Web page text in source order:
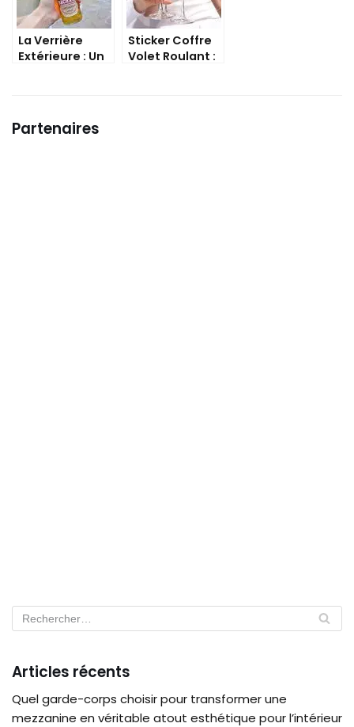
La Verrière
Extérieure : Un
Sticker Coffre
Volet Roulant :
Partenaires
Articles récents
Quel garde-corps choisir pour transformer une
mezzanine en véritable atout esthétique pour l’intérieur